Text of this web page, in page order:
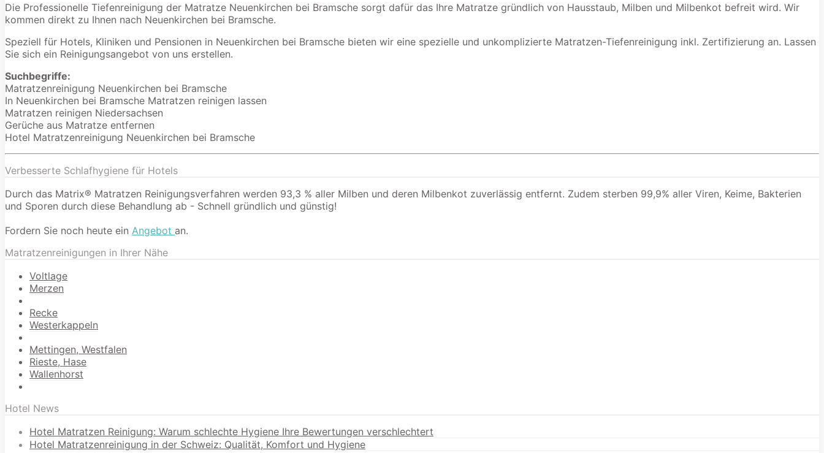
Die Professionelle Tiefenreinigung der Matratze Neuenkirchen bei Bramsche sorgt dafür das Ihre Matratze gründlich von Hausstaub, Milben und Milbenkot befreit wird. Wir
kommen direkt zu Ihnen nach Neuenkirchen bei Bramsche.
Speziell für Hotels, Kliniken und Pensionen in Neuenkirchen bei Bramsche bieten wir eine spezielle und unkomplizierte Matratzen-Tiefenreinigung inkl. Zertifizierung an. Lassen
Sie sich ein Reinigungsangebot von uns erstellen.
Suchbegriffe:
Matratzenreinigung Neuenkirchen bei Bramsche
In Neuenkirchen bei Bramsche Matratzen reinigen lassen
Matratzen reinigen Niedersachsen
Gerüche aus Matratze entfernen
Hotel Matratzenreinigung Neuenkirchen bei Bramsche
Verbesserte Schlafhygiene für Hotels
Durch das Matrix® Matratzen Reinigungsverfahren werden 93,3 % aller Milben und deren Milbenkot zuverlässig entfernt. Zudem sterben 99,9% aller Viren, Keime, Bakterien
und Sporen durch diese Behandlung ab - Schnell gründlich und günstig!
Fordern Sie noch heute ein Angebot an.
Matratzenreinigungen in Ihrer Nähe
Voltlage
Merzen
Recke
Westerkappeln
Mettingen, Westfalen
Rieste, Hase
Wallenhorst
Hotel News
Hotel Matratzen Reinigung: Warum schlechte Hygiene Ihre Bewertungen verschlechtert
Hotel Matratzenreinigung in der Schweiz: Qualität, Komfort und Hygiene